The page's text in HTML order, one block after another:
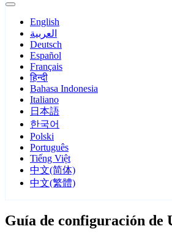
English
العربية
Deutsch
Español
Français
हिन्दी
Bahasa Indonesia
Italiano
日本語
한국어
Polski
Português
Tiếng Việt
中文(简体)
中文(繁體)
Guía de configuración de